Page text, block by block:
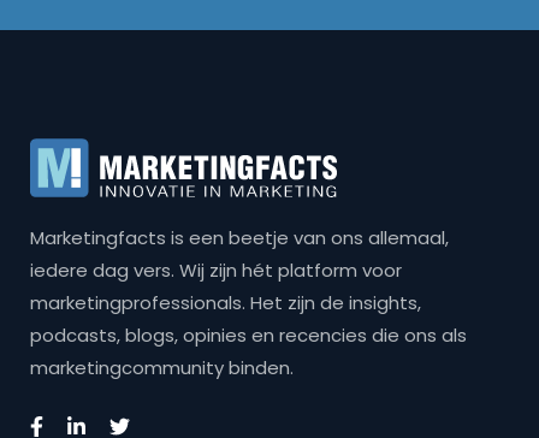
Marketingfacts is een beetje van ons allemaal,
iedere dag vers. Wij zijn hét platform voor
marketingprofessionals. Het zijn de insights,
podcasts, blogs, opinies en recencies die ons als
marketingcommunity binden.